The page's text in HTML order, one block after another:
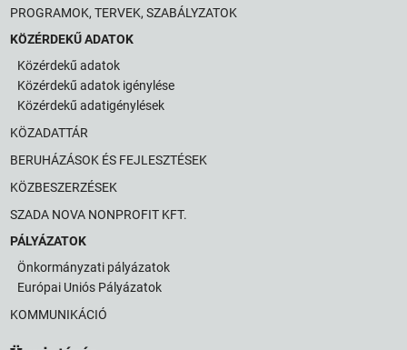
PROGRAMOK, TERVEK, SZABÁLYZATOK
KÖZÉRDEKŰ ADATOK
Közérdekű adatok
Közérdekű adatok igénylése
Közérdekű adatigénylések
KÖZADATTÁR
BERUHÁZÁSOK ÉS FEJLESZTÉSEK
KÖZBESZERZÉSEK
SZADA NOVA NONPROFIT KFT.
PÁLYÁZATOK
Önkormányzati pályázatok
Európai Uniós Pályázatok
KOMMUNIKÁCIÓ